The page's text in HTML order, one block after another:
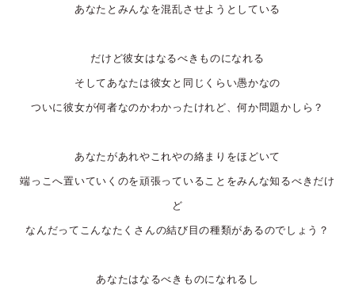
あなたとみんなを混乱させようとしている
だけど彼女はなるべきものになれる
そしてあなたは彼女と同じくらい愚かなの
ついに彼女が何者なのかわかったけれど、何か問題かしら？
あなたがあれやこれやの絡まりをほどいて
端っこへ置いていくのを頑張っていることをみんな知るべきだけ
ど
なんだってこんなたくさんの結び目の種類があるのでしょう？
あなたはなるべきものになれるし